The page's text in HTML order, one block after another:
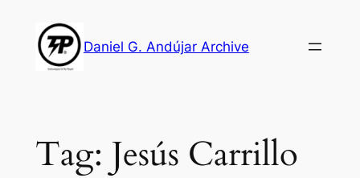
content
Daniel G. Andújar Archive
Tag: Jesús Carrillo